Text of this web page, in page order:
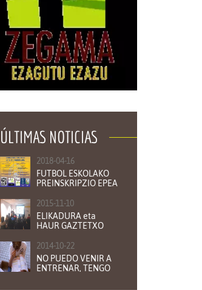
ÚLTIMAS NOTICIAS
2018-04-16
FUTBOL ESKOLAKO
PREINSKRIPZIO EPEA
2015-11-10
ELIKADURA eta
HAUR GAZTETXO
2014-10-22
NO PUEDO VENIR A
ENTRENAR, TENGO